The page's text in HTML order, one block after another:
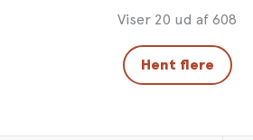
Viser 20 ud af 608
Hent flere